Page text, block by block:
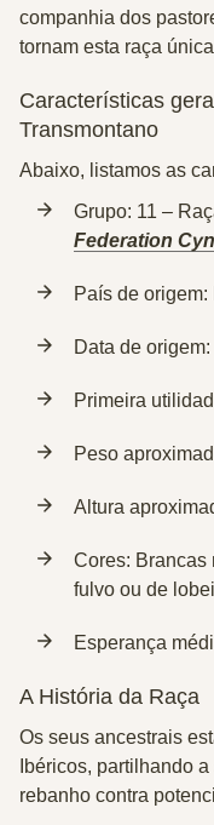
companhia dos
tornam esta raça
Características
Transmontano
Abaixo, listamos as
Grupo: 11 –
Federation
País de origem:
Data de origem:
Primeira
Peso
Altura
Cores: Brancas
fulvo ou de
Esperança
A História da Raça
Os seus ancestrais
Ibéricos, partilhando
rebanho contra